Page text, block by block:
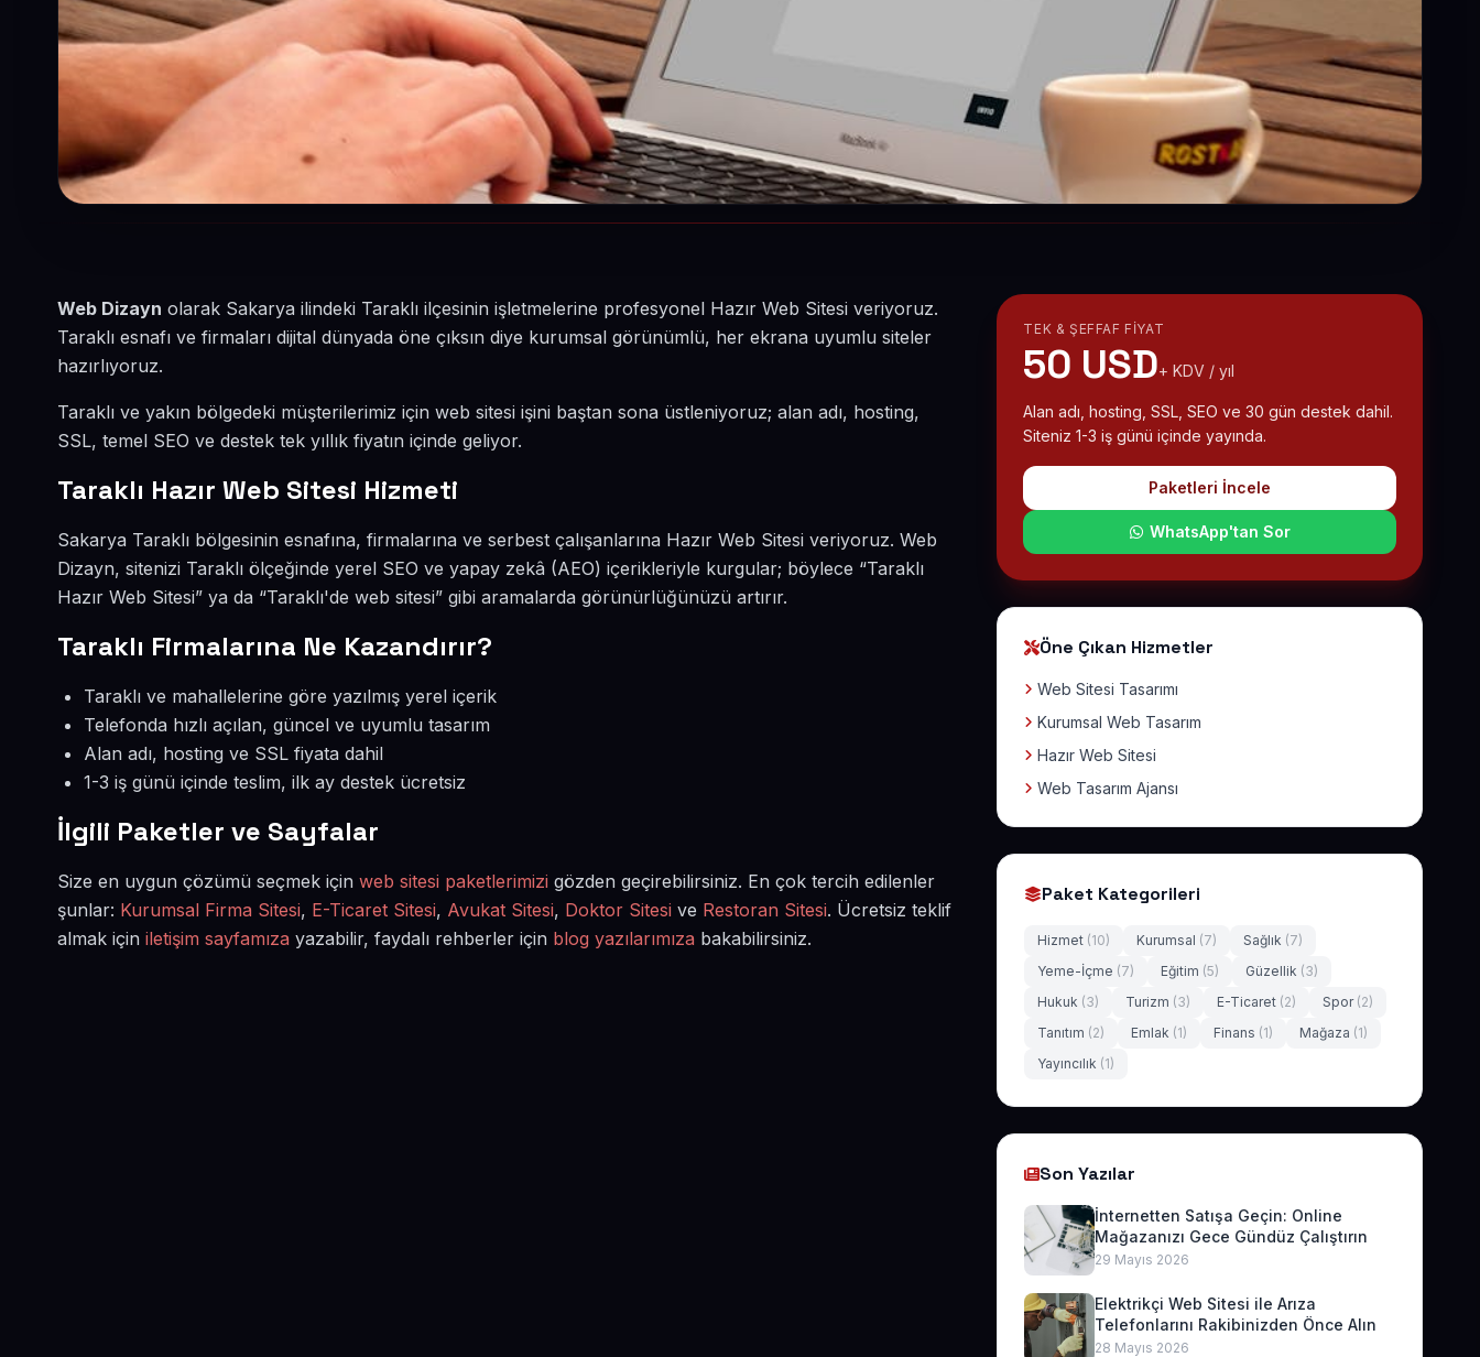
Web Dizayn olarak Sakarya ilindeki Taraklı ilçesinin işletmelerine profesyonel Hazır Web Sitesi veriyoruz.
Taraklı esnafı ve firmaları dijital dünyada öne çıksın diye kurumsal görünümlü, her ekrana uyumlu siteler
hazırlıyoruz.
Taraklı ve yakın bölgedeki müşterilerimiz için web sitesi işini baştan sona üstleniyoruz; alan adı, hosting,
SSL, temel SEO ve destek tek yıllık fiyatın içinde geliyor.
Taraklı Hazır Web Sitesi Hizmeti
Sakarya Taraklı bölgesinin esnafına, firmalarına ve serbest çalışanlarına Hazır Web Sitesi veriyoruz. Web
Dizayn, sitenizi Taraklı ölçeğinde yerel SEO ve yapay zekâ (AEO) içerikleriyle kurgular; böylece “Taraklı
Hazır Web Sitesi” ya da “Taraklı'de web sitesi” gibi aramalarda görünürlüğünüzü artırır.
Taraklı Firmalarına Ne Kazandırır?
Taraklı ve mahallelerine göre yazılmış yerel içerik
Telefonda hızlı açılan, güncel ve uyumlu tasarım
Alan adı, hosting ve SSL fiyata dahil
1-3 iş günü içinde teslim, ilk ay destek ücretsiz
İlgili Paketler ve Sayfalar
Size en uygun çözümü seçmek için web sitesi paketlerimizi gözden geçirebilirsiniz. En çok tercih edilenler
şunlar: Kurumsal Firma Sitesi, E-Ticaret Sitesi, Avukat Sitesi, Doktor Sitesi ve Restoran Sitesi. Ücretsiz teklif
almak için iletişim sayfamıza yazabilir, faydalı rehberler için blog yazılarımıza bakabilirsiniz.
TEK & ŞEFFAF FIYAT
50 USD+ KDV / yıl
Alan adı, hosting, SSL, SEO ve 30 gün destek dahil.
Siteniz 1-3 iş günü içinde yayında.
Paketleri İncele
WhatsApp'tan Sor
Öne Çıkan Hizmetler
Web Sitesi Tasarımı
Kurumsal Web Tasarım
Hazır Web Sitesi
Web Tasarım Ajansı
Paket Kategorileri
Hizmet (10) Kurumsal (7) Sağlık (7)
Yeme-İçme (7) Eğitim (5) Güzellik (3)
Hukuk (3) Turizm (3) E-Ticaret (2) Spor (2)
Tanıtım (2) Emlak (1) Finans (1) Mağaza (1)
Yayıncılık (1)
Son Yazılar
İnternetten Satışa Geçin: Online
Mağazanızı Gece Gündüz Çalıştırın
29 Mayıs 2026
Elektrikçi Web Sitesi ile Arıza
Telefonlarını Rakibinizden Önce Alın
28 Mayıs 2026